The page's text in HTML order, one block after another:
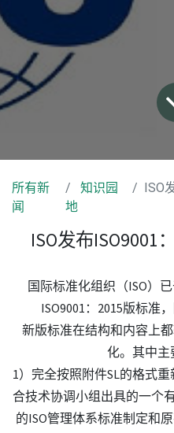
所有新
闻
知识园
地
ISO
ISO发布ISO9001
国际标准化组织（ISO）
ISO9001：2015版标准
新版标准在结构和内容上
化。其中主
1）完全按照附件SL的格式
合技术协调小组出具的一个
的ISO管理体系标准制定和